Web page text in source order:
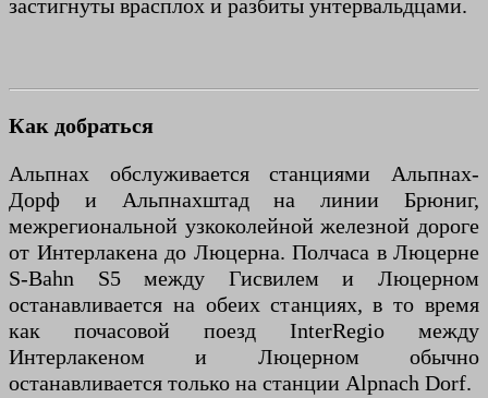
застигнуты врасплох и разбиты унтервальдцами.
Как добраться
Альпнах обслуживается станциями Альпнах-
Дорф и Альпнахштад на линии Брюниг,
межрегиональной узкоколейной железной дороге
от Интерлакена до Люцерна. Полчаса в Люцерне
S-Bahn S5 между Гисвилем и Люцерном
останавливается на обеих станциях, в то время
как почасовой поезд InterRegio между
Интерлакеном и Люцерном обычно
останавливается только на станции Alpnach Dorf.